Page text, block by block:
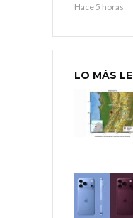
Hace 5 horas
LO MÁS